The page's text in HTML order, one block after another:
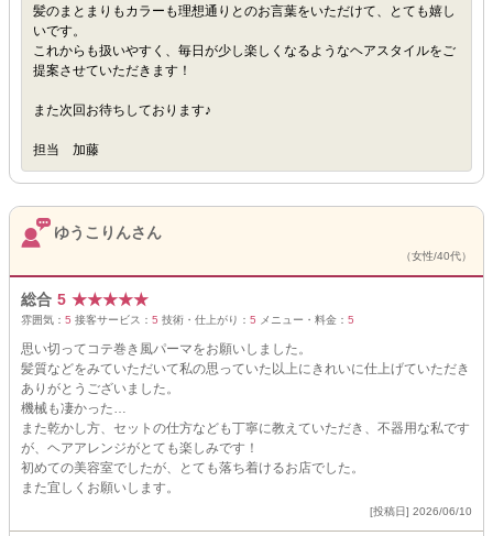
髪のまとまりもカラーも理想通りとのお言葉をいただけて、とても嬉し
いです。
これからも扱いやすく、毎日が少し楽しくなるようなヘアスタイルをご
提案させていただきます！
また次回お待ちしております♪
担当 加藤
ゆうこりんさん
（女性/40代）
総合 5 ★★★★★
雰囲気： 5 接客サービス： 5 技術・仕上がり： 5 メニュー・料金： 5
思い切ってコテ巻き風パーマをお願いしました。
髪質などをみていただいて私の思っていた以上にきれいに仕上げていただき
ありがとうございました。
機械も凄かった…
また乾かし方、セットの仕方なども丁寧に教えていただき、不器用な私です
が、ヘアアレンジがとても楽しみです！
初めての美容室でしたが、とても落ち着けるお店でした。
また宜しくお願いします。
[投稿日] 2026/06/10